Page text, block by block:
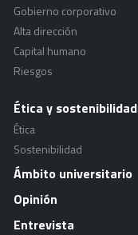
Gobierno corporativo
Alta dirección
Capital humano
Riesgos
Ética y sostenibilidad
Ética
Sostenibilidad
Ámbito universitario
Opinión
Entrevista